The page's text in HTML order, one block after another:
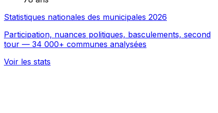
Statistiques nationales des municipales 2026
Participation, nuances politiques, basculements, second
tour — 34 000+ communes analysées
Voir les stats